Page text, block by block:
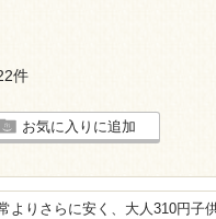
件
お気に入りに追加
よりさらに安く、大人310円子